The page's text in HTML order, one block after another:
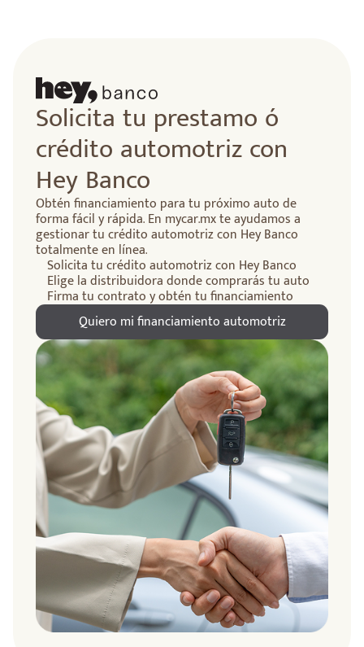
Solicita tu prestamo ó
crédito automotriz con
Hey Banco
Obtén financiamiento para tu próximo auto de
forma fácil y rápida. En mycar.mx te ayudamos a
gestionar tu crédito automotriz con Hey Banco
totalmente en línea.
Solicita tu crédito automotriz con Hey Banco
Elige la distribuidora donde comprarás tu auto
Firma tu contrato y obtén tu financiamiento
Quiero mi financiamiento automotriz